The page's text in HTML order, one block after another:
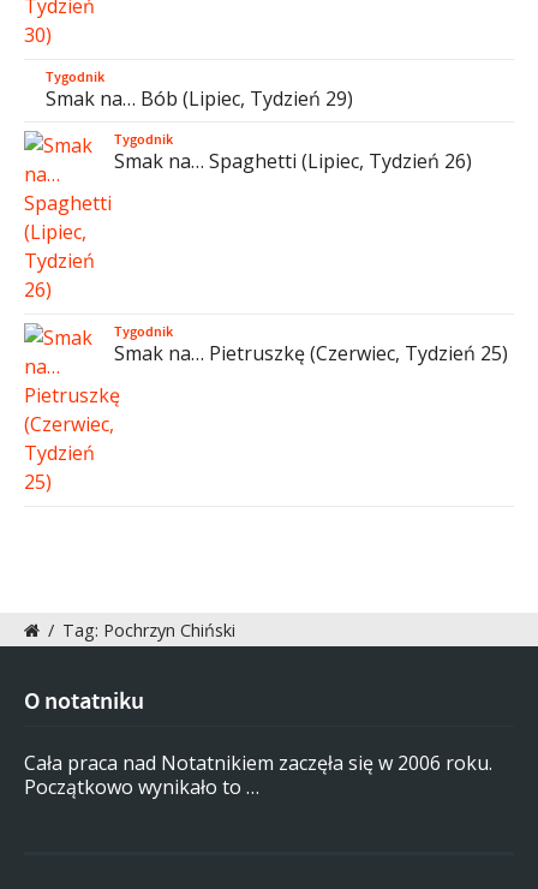
Tygodnik
Smak na… Bób (Lipiec, Tydzień 29)
Tygodnik
Smak na… Spaghetti (Lipiec, Tydzień 26)
Tygodnik
Smak na… Pietruszkę (Czerwiec, Tydzień 25)
/ Tag: Pochrzyn Chiński
O notatniku
Cała praca nad Notatnikiem zaczęła się w 2006 roku.
Początkowo wynikało to …